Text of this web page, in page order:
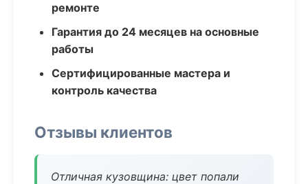
ремонте
Гарантия до 24 месяцев на основные
работы
Сертифицированные мастера и
контроль качества
Отзывы клиентов
Отличная кузовщина: цвет попали